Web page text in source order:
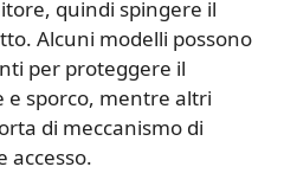
quindi spingere il
Alcuni modelli possono
per proteggere il
e sporco, mentre altri
di meccanismo di
accesso.